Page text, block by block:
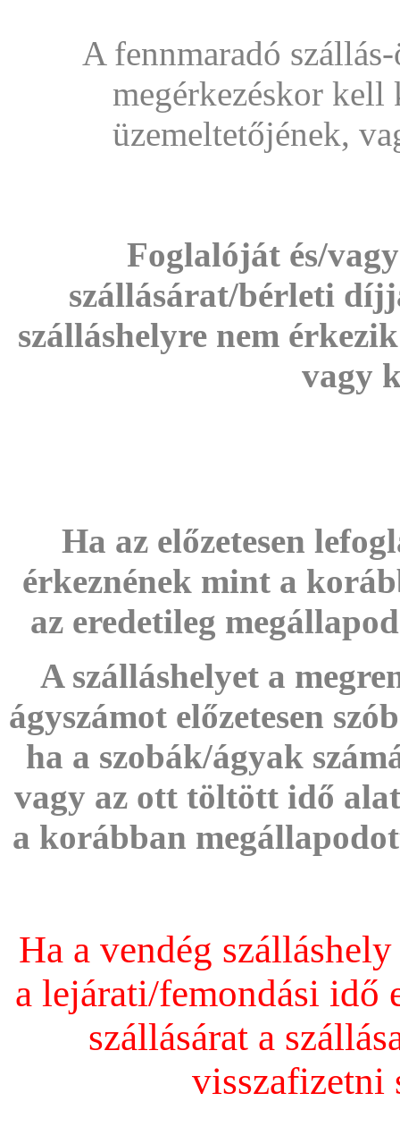
A fennmaradó
megérkezéskor
üzemeltetőjének,
Foglalóját és/
szállásárat/bérleti
szálláshelyre nem
vagy
Ha az előzetesen
érkeznének mint a
az eredetileg
A szálláshelyet a
ágyszámot előzetesen
ha a szobák/ágyak
vagy az ott töltött idő
a korábban
Ha a vendég
a lejárati/femondási idő
szállásárat a
visszafizetni